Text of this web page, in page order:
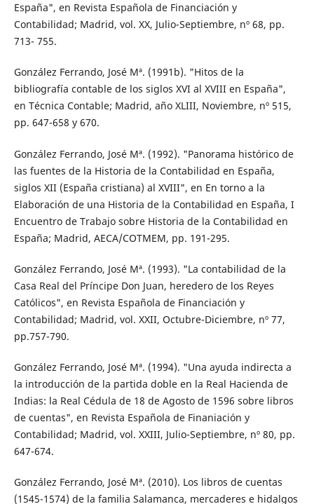
España", en Revista Española de Financiación y
Contabilidad; Madrid, vol. XX, Julio-Septiembre, nº 68, pp.
713- 755.
González Ferrando, José Mª. (1991b). "Hitos de la
bibliografía contable de los siglos XVI al XVIII en España",
en Técnica Contable; Madrid, año XLIII, Noviembre, nº 515,
pp. 647-658 y 670.
González Ferrando, José Mª. (1992). "Panorama histórico de
las fuentes de la Historia de la Contabilidad en España,
siglos XII (España cristiana) al XVIII", en En torno a la
Elaboración de una Historia de la Contabilidad en España, I
Encuentro de Trabajo sobre Historia de la Contabilidad en
España; Madrid, AECA/COTMEM, pp. 191-295.
González Ferrando, José Mª. (1993). "La contabilidad de la
Casa Real del Príncipe Don Juan, heredero de los Reyes
Católicos", en Revista Española de Financiación y
Contabilidad; Madrid, vol. XXII, Octubre-Diciembre, nº 77,
pp.757-790.
González Ferrando, José Mª. (1994). "Una ayuda indirecta a
la introducción de la partida doble en la Real Hacienda de
Indias: la Real Cédula de 18 de Agosto de 1596 sobre libros
de cuentas", en Revista Española de Finaniación y
Contabilidad; Madrid, vol. XXIII, Julio-Septiembre, nº 80, pp.
647-674.
González Ferrando, José Mª. (2010). Los libros de cuentas
(1545-1574) de la familia Salamanca, mercaderes e hidalgos